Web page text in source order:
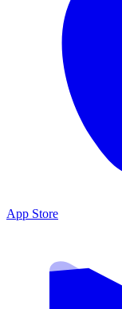
App Store